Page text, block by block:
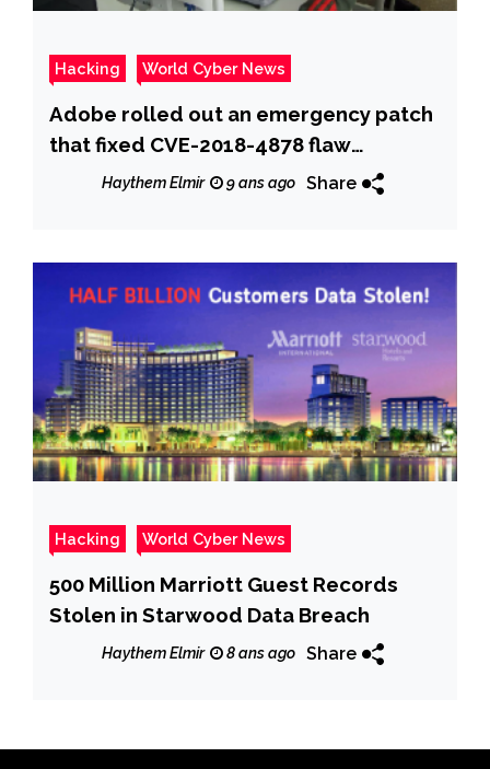
Hacking World Cyber News
Adobe rolled out an emergency patch
that fixed CVE-2018-4878 flaw
exploited by North Korea
Haythem Elmir 9 ans ago Share
Hacking World Cyber News
500 Million Marriott Guest Records
Stolen in Starwood Data Breach
Haythem Elmir 8 ans ago Share